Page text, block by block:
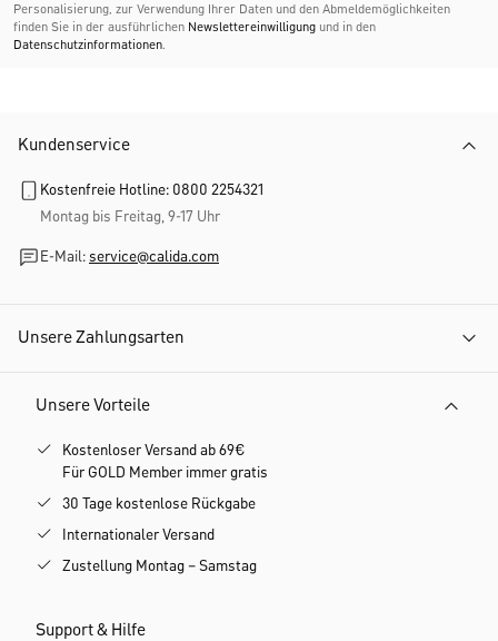
Personalisierung, zur Verwendung Ihrer Daten und den Abmelde­möglichkeiten
finden Sie in der ausführlichen Newslettereinwilligung und in den
Datenschutzinformationen.
Kundenservice
Kostenfreie Hotline: 0800 2254321
Montag bis Freitag, 9-17 Uhr
E-Mail: service@calida.com
Unsere Zahlungsarten
Unsere Vorteile
Kostenloser Versand ab 69€
Für GOLD Member immer gratis
30 Tage kostenlose Rückgabe
Internationaler Versand
Zustellung Montag – Samstag
Support & Hilfe